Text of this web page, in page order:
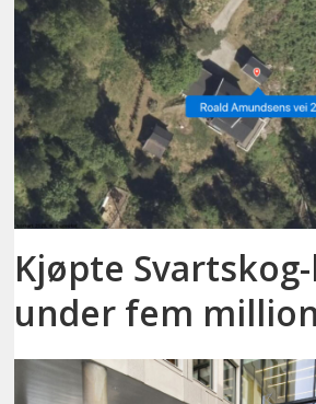
Kjøpte
under fem